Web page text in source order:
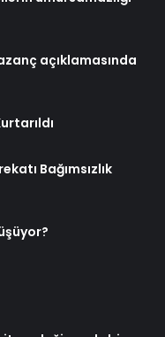
açıklamasında
Bağımsızlık